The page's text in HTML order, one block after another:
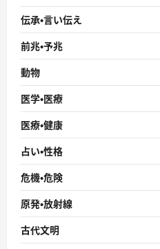
伝承・言い伝え
前兆・予兆
動物
医学・医療
医療・健康
占い・性格
危機・危険
原発・放射線
古代文明